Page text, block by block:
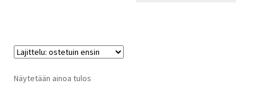
Näytetään ainoa tulos